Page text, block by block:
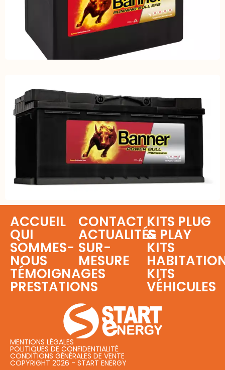
MENTIONS LÉGALES
POLITIQUES DE CONFIDENTIALITÉ
CONDITIONS GÉNÉRALES DE VENTE
COPYRIGHT 2026 - START ENERGY
ACCUEIL
QUI
SOMMES-
NOUS
TÉMOIGNAGES
PRESTATIONS
CONTACT
ACTUALITÉS
SUR-
MESURE
KITS PLUG
& PLAY
KITS
KITS
VÉHICULES